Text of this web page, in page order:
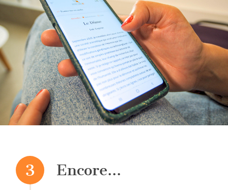
3 Encore...